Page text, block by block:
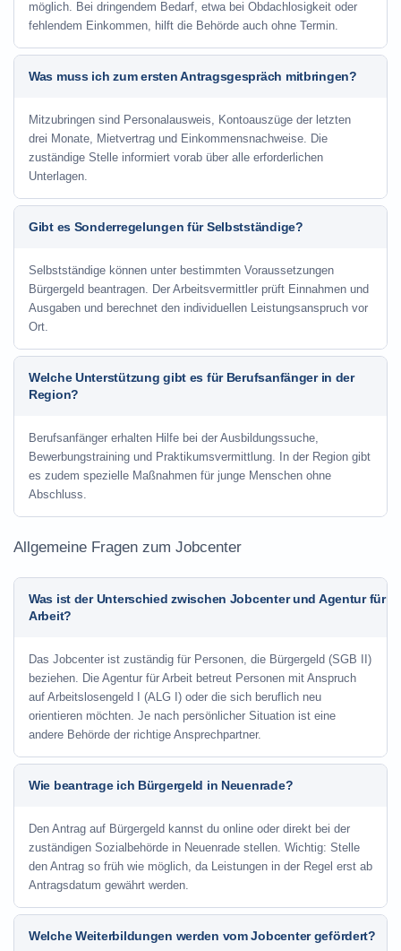
möglich. Bei dringendem Bedarf, etwa bei Obdachlosigkeit oder
fehlendem Einkommen, hilft die Behörde auch ohne Termin.
Was muss ich zum ersten Antragsgespräch mitbringen?
Mitzubringen sind Personalausweis, Kontoauszüge der letzten
drei Monate, Mietvertrag und Einkommensnachweise. Die
zuständige Stelle informiert vorab über alle erforderlichen
Unterlagen.
Gibt es Sonderregelungen für Selbstständige?
Selbstständige können unter bestimmten Voraussetzungen
Bürgergeld beantragen. Der Arbeitsvermittler prüft Einnahmen und
Ausgaben und berechnet den individuellen Leistungsanspruch vor
Ort.
Welche Unterstützung gibt es für Berufsanfänger in der
Region?
Berufsanfänger erhalten Hilfe bei der Ausbildungssuche,
Bewerbungstraining und Praktikumsvermittlung. In der Region gibt
es zudem spezielle Maßnahmen für junge Menschen ohne
Abschluss.
Allgemeine Fragen zum Jobcenter
Was ist der Unterschied zwischen Jobcenter und Agentur für
Arbeit?
Das Jobcenter ist zuständig für Personen, die Bürgergeld (SGB II)
beziehen. Die Agentur für Arbeit betreut Personen mit Anspruch
auf Arbeitslosengeld I (ALG I) oder die sich beruflich neu
orientieren möchten. Je nach persönlicher Situation ist eine
andere Behörde der richtige Ansprechpartner.
Wie beantrage ich Bürgergeld in Neuenrade?
Den Antrag auf Bürgergeld kannst du online oder direkt bei der
zuständigen Sozialbehörde in Neuenrade stellen. Wichtig: Stelle
den Antrag so früh wie möglich, da Leistungen in der Regel erst ab
Antragsdatum gewährt werden.
Welche Weiterbildungen werden vom Jobcenter gefördert?